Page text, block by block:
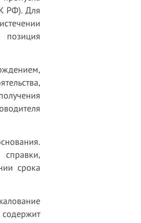
РФ). Для
позиция
срока